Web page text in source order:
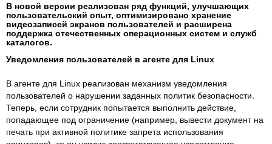
В новой версии реализован ряд функций, улучшающих
пользовательский опыт, оптимизировано хранение
видеозаписей экранов пользователей и расширена
поддержка отечественных операционных систем и служб
каталогов.
Уведомления пользователей в агенте для Linux
В агенте для Linux реализован механизм уведомления
пользователей о нарушении заданных политик безопасности.
Теперь, если сотрудник попытается выполнить действие,
попадающее под ограничение (например, вывести документ на
печать при активной политике запрета использования